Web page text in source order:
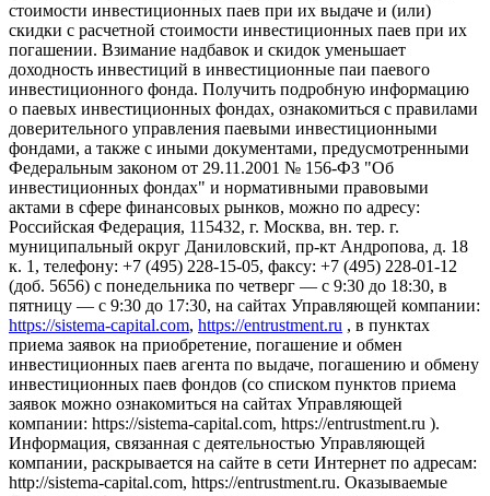
стоимости инвестиционных паев при их выдаче и (или)
скидки с расчетной стоимости инвестиционных паев при их
погашении. Взимание надбавок и скидок уменьшает
доходность инвестиций в инвестиционные паи паевого
инвестиционного фонда. Получить подробную информацию
о паевых инвестиционных фондах, ознакомиться с правилами
доверительного управления паевыми инвестиционными
фондами, а также с иными документами, предусмотренными
Федеральным законом от 29.11.2001 № 156-ФЗ "Об
инвестиционных фондах" и нормативными правовыми
актами в сфере финансовых рынков, можно по адресу:
Российская Федерация, 115432, г. Москва, вн. тер. г.
муниципальный округ Даниловский, пр-кт Андропова, д. 18
к. 1, телефону: +7 (495) 228-15-05, факсу: +7 (495) 228-01-12
(доб. 5656) с понедельника по четверг — c 9:30 до 18:30, в
пятницу — с 9:30 до 17:30, на сайтах Управляющей компании:
https://sistema-capital.com, https://entrustment.ru , в пунктах
приема заявок на приобретение, погашение и обмен
инвестиционных паев агента по выдаче, погашению и обмену
инвестиционных паев фондов (со списком пунктов приема
заявок можно ознакомиться на сайтах Управляющей
компании: https://sistema-capital.com, https://entrustment.ru ).
Информация, связанная с деятельностью Управляющей
компании, раскрывается на сайте в сети Интернет по адресам:
http://sistema-capital.com, https://entrustment.ru. Оказываемые